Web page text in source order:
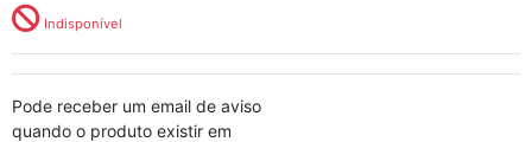
Indisponível
Pode receber um email de aviso
quando o produto existir em